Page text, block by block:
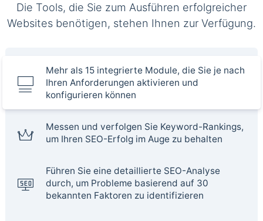
Die Tools, die Sie zum Ausführen erfolgreicher
Websites benötigen, stehen Ihnen zur Verfügung.
Mehr als 15 integrierte Module, die Sie je nach
Ihren Anforderungen aktivieren und
konfigurieren können
Messen und verfolgen Sie Keyword-Rankings,
um Ihren SEO-Erfolg im Auge zu behalten
Führen Sie eine detaillierte SEO-Analyse
durch, um Probleme basierend auf 30
bekannten Faktoren zu identifizieren